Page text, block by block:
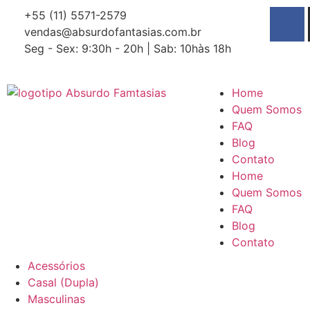
+55 (11) 5571-2579
vendas@absurdofantasias.com.br
Seg - Sex: 9:30h - 20h | Sab: 10hàs 18h
Home
Quem Somos
FAQ
Blog
Contato
Home
Quem Somos
FAQ
Blog
Contato
Acessórios
Casal (Dupla)
Masculinas